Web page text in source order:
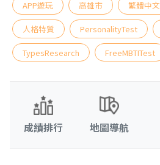
APP遊玩 高雄市 繁體中文
人格特質 PersonalityTest
TypesResearch FreeMBTITest
成績排行 地圖導航